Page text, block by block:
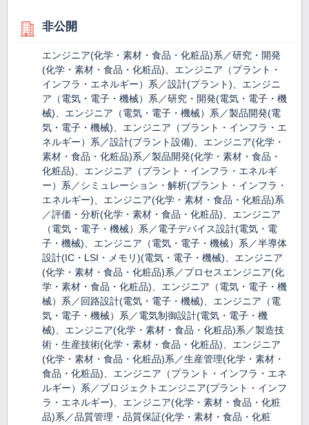
非公開
エンジニア(化学・素材・食品・化粧品)系／研究・開発
(化学・素材・食品・化粧品)、エンジニア（プラント・
インフラ・エネルギー）系／設計(プラント)、エンジニ
ア（電気・電子・機械）系／研究・開発(電気・電子・機
械)、エンジニア（電気・電子・機械）系／製品開発(電
気・電子・機械)、エンジニア（プラント・インフラ・エ
ネルギー）系／設計(プラント設備)、エンジニア(化学・
素材・食品・化粧品)系／製品開発(化学・素材・食品・
化粧品)、エンジニア（プラント・インフラ・エネルギ
ー）系／シミュレーション・解析(プラント・インフラ・
エネルギー)、エンジニア(化学・素材・食品・化粧品)系
／評価・分析(化学・素材・食品・化粧品)、エンジニア
（電気・電子・機械）系／電子デバイス設計(電気・電
子・機械)、エンジニア（電気・電子・機械）系／半導体
設計(IC・LSI・メモリ)(電気・電子・機械)、エンジニア
(化学・素材・食品・化粧品)系／プロセスエンジニア(化
学・素材・食品・化粧品)、エンジニア（電気・電子・機
械）系／回路設計(電気・電子・機械)、エンジニア（電
気・電子・機械）系／電気制御設計(電気・電子・機
械)、エンジニア(化学・素材・食品・化粧品)系／製造技
術・生産技術(化学・素材・食品・化粧品)、エンジニア
(化学・素材・食品・化粧品)系／生産管理(化学・素材・
食品・化粧品)、エンジニア（プラント・インフラ・エネ
ルギー）系／プロジェクトエンジニア(プラント・インフ
ラ・エネルギー)、エンジニア(化学・素材・食品・化粧
品)系／品質管理・品質保証(化学・素材・食品・化粧